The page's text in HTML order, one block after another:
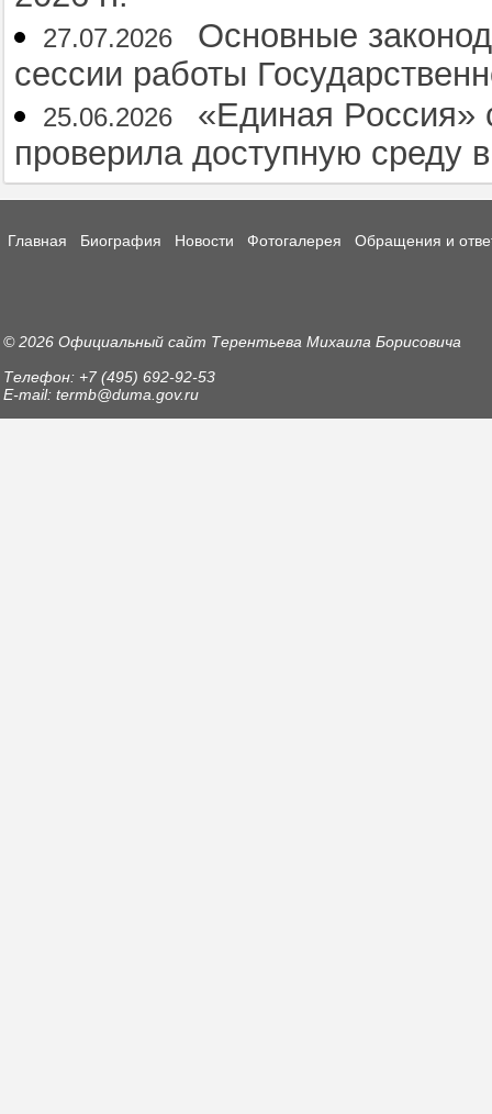
27.07.2026 Основные
сессии работы
25.06.2026 «Единая Россия»
проверила доступную среду
Главная Биография Новости Фотогалерея Обращения и
© 2026 Официальный сайт Терентьева Михаила Борисовича
Телефон: +7 (495) 692-92-53
E-mail: termb@duma.gov.ru